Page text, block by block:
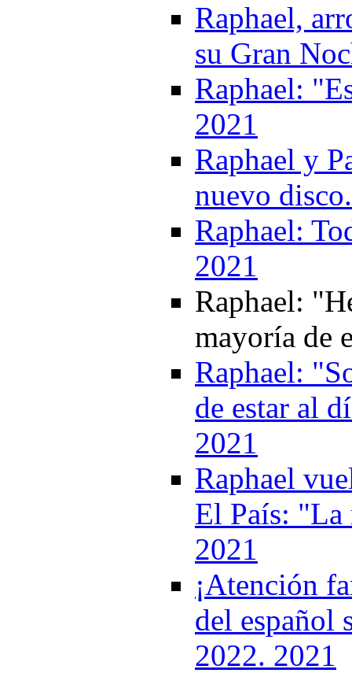
Raphael,
su Gran
Raphael:
2021
Raphael y
nuevo
Raphael:
2021
Raphael:
mayoría de
Raphael:
de estar al
2021
Raphael
El País: "La
2021
¡Atención
del español
2022. 2021